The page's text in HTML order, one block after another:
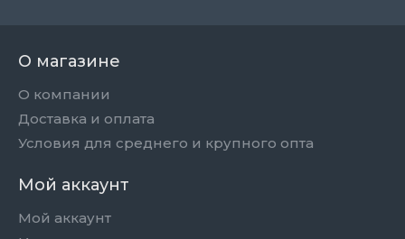
О магазине
О компании
Доставка и оплата
Условия для среднего и крупного опта
Мой аккаунт
Мой аккаунт